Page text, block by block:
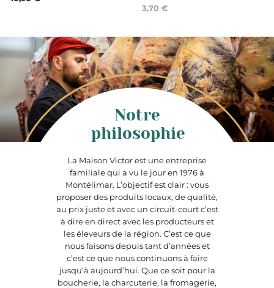
3,70 €
La Maison Victor est une entreprise
familiale qui a vu le jour en 1976 à
Montélimar. L’objectif est clair : vous
proposer des produits locaux, de qualité,
au prix juste et avec un circuit-court c’est
à dire en direct avec les producteurs et
les éleveurs de la région. C’est ce que
nous faisons depuis tant d’années et
c’est ce que nous continuons à faire
jusqu’à aujourd’hui. Que ce soit pour la
boucherie, la charcuterie, la fromagerie,
Notre
philosophie